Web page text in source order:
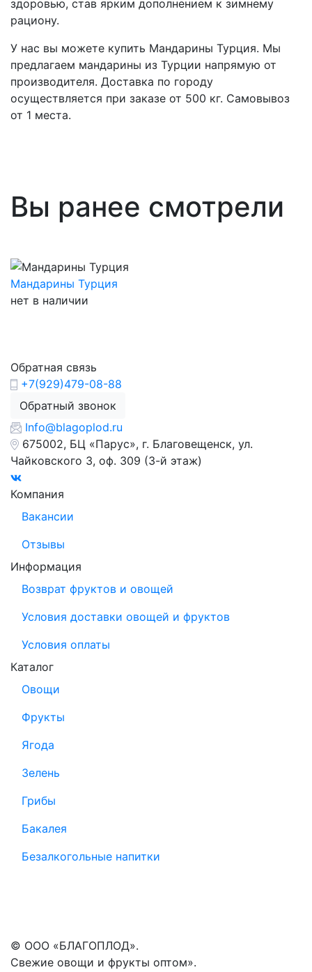
здоровью, став ярким дополнением к зимнему
рациону.
У нас вы можете купить Мандарины Турция. Мы
предлагаем мандарины из Турции напрямую от
производителя. Доставка по городу
осуществляется при заказе от 500 кг. Самовывоз
от 1 места.
Вы ранее смотрели
Мандарины Турция
нет в наличии
Обратная связь
+7(929)479-08-88
Обратный звонок
Info@blagoplod.ru
675002, БЦ «Парус», г. Благовещенск, ул.
Чайковского 3, оф. 309 (3-й этаж)
Компания
Вакансии
Отзывы
Информация
Возврат фруктов и овощей
Условия доставки овощей и фруктов
Условия оплаты
Каталог
Овощи
Фрукты
Ягода
Зелень
Грибы
Бакалея
Безалкогольные напитки
© ООО «БЛАГОПЛОД».
Свежие овощи и фрукты оптом».